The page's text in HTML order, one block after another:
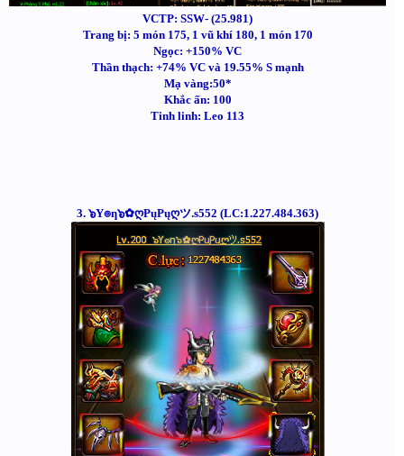
VCTP: SSW- (25.981)
Trang bị: 5 món 175, 1 vũ khí 180, 1 món 170
Ngọc: +150% VC
Thần thạch: +74% VC và 19.55% S mạnh
Mạ vàng:50*
Khắc ấn: 100
Tinh linh: Leo 113
3. ๖Y๏ƞ๖✿ღPųPųღツ.s552 (LC:1.227.484.363)